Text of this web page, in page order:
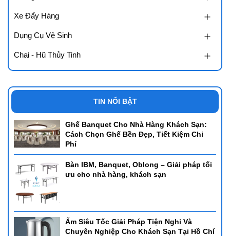
Xe Đẩy Hàng
Dụng Cụ Vệ Sinh
Chai - Hũ Thủy Tinh
TIN NỔI BẬT
Ghế Banquet Cho Nhà Hàng Khách Sạn:
Cách Chọn Ghế Bền Đẹp, Tiết Kiệm Chi
Phí
Bàn IBM, Banquet, Oblong – Giải pháp tối
ưu cho nhà hàng, khách sạn
Ấm Siêu Tốc Giải Pháp Tiện Nghi Và
Chuyên Nghiệp Cho Khách Sạn Tại Hồ Chí